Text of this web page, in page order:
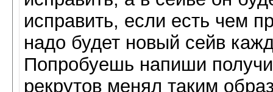
исправить, если есть чем
надо будет новый сейв
Попробуешь напиши
рекрутов менял таким